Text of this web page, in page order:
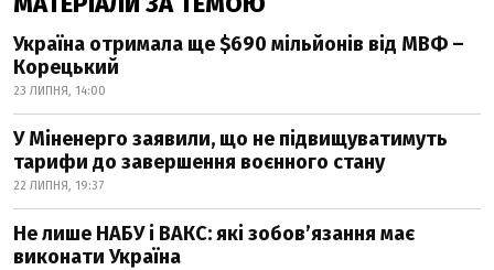
Україна отримала ще $690 мільйонів від МВФ –
Корецький
23 ЛИПНЯ, 14:00
У Міненерго заявили, що не підвищуватимуть
тарифи до завершення воєнного стану
22 ЛИПНЯ, 19:37
Не лише НАБУ і ВАКС: які зобов’язання має
виконати Україна